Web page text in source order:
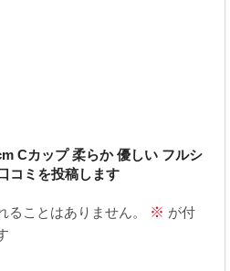
Cカップ 柔らか 優しい フルシ
コミを投稿します
ることはありません。 ※ が付